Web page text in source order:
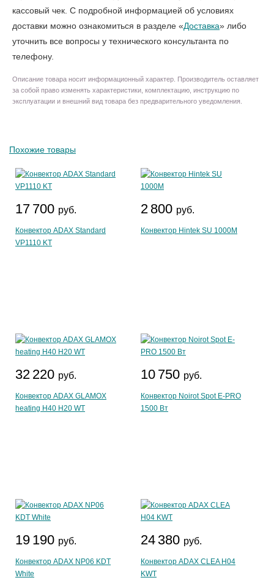
кассовый чек. С подробной информацией об условиях
доставки можно ознакомиться в разделе «Доставка» либо
уточнить все вопросы у технического консультанта по
телефону.
Описание товара носит информационный характер. Производитель оставляет
за собой право изменять характеристики, комплектацию, инструкцию по
эксплуатации и внешний вид товара без предварительного уведомления.
Похожие товары
17 700 руб.
Конвектор ADAX Standard
VP1110 KT
2 800 руб.
Конвектор Hintek SU 1000M
32 220 руб.
Конвектор ADAX GLAMOX
heating H40 H20 WT
10 750 руб.
Конвектор Noirot Spot E-PRO
1500 Вт
19 190 руб.
Конвектор ADAX NP06 KDT
White
24 380 руб.
Конвектор ADAX CLEA H04
KWT